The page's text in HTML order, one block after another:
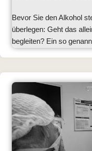
Bevor Sie den Alkohol
überlegen: Geht das
begleiten? Ein so